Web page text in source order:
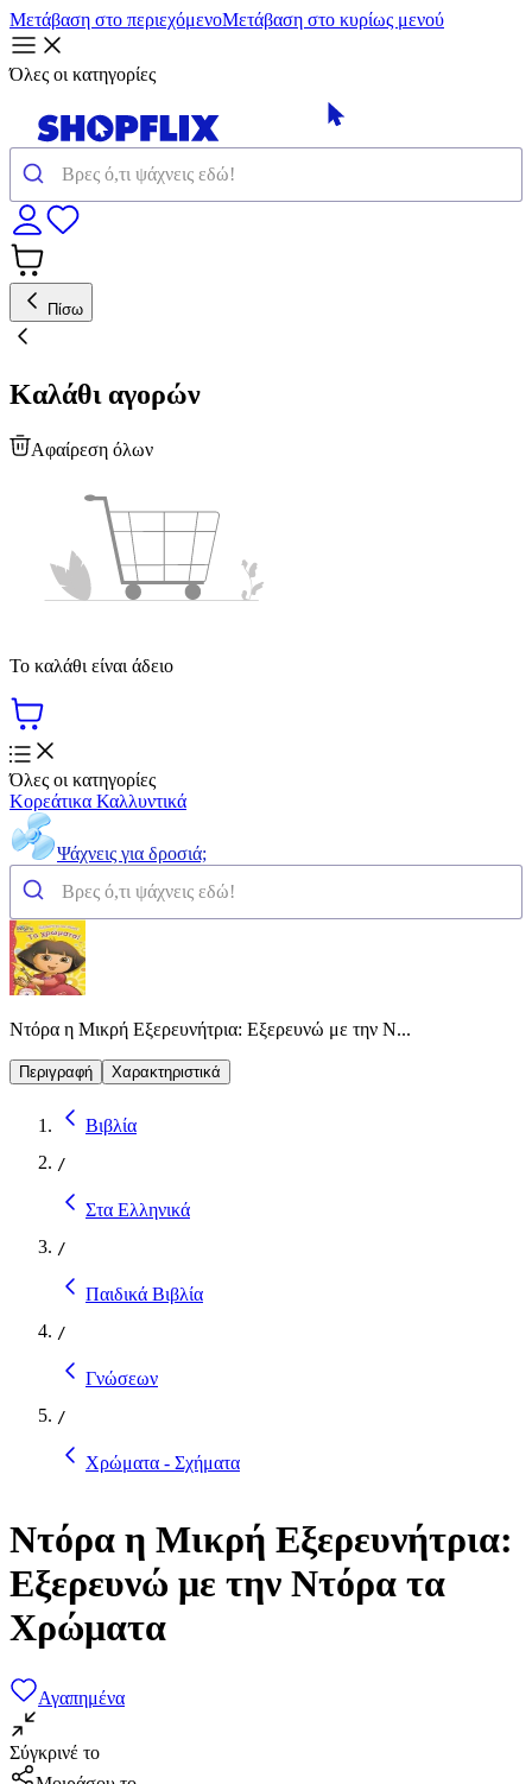
Μετάβαση στο περιεχόμενοΜετάβαση στο κυρίως μενού
Όλες οι κατηγορίες
Πίσω
Καλάθι αγορών
Αφαίρεση όλων
Το καλάθι είναι άδειο
Όλες οι κατηγορίες
Κορεάτικα Καλλυντικά
Ψάχνεις για δροσιά;
Ντόρα η Μικρή Εξερευνήτρια: Εξερευνώ με την Ν...
Περιγραφή Χαρακτηριστικά
Βιβλία
/
Στα Ελληνικά
/
Παιδικά Βιβλία
/
Γνώσεων
/
Χρώματα - Σχήματα
Ντόρα η Μικρή Εξερευνήτρια:
Εξερευνώ με την Ντόρα τα
Χρώματα
Αγαπημένα
Σύγκρινέ το